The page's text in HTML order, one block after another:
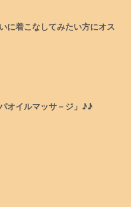
に着こなしてみたい方にオス
オイルマッサ－ジ」♪♪